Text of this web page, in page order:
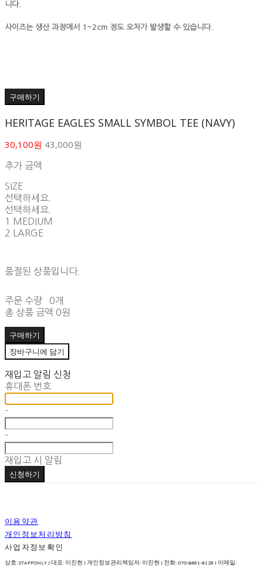
니다.
사이즈는 생산 과정에서 1~2cm 정도 오차가 발생할 수 있습니다.
구매하기
HERITAGE EAGLES SMALL SYMBOL TEE (NAVY)
30,100원 43,000원
추가 금액
SIZE
선택하세요.
선택하세요.
1 MEDIUM
2 LARGE
품절된 상품입니다.
주문 수량
0개
총 상품 금액 0원
구매하기
장바구니에 담기
재입고 알림 신청
휴대폰 번호
-
-
재입고 시 알림
신청하기
이용약관
개인정보처리방침
사업자정보확인
상호: STAFFONLY | 대표: 이진현 | 개인정보관리책임자: 이진현 | 전화: 070-8861-8129 | 이메일: